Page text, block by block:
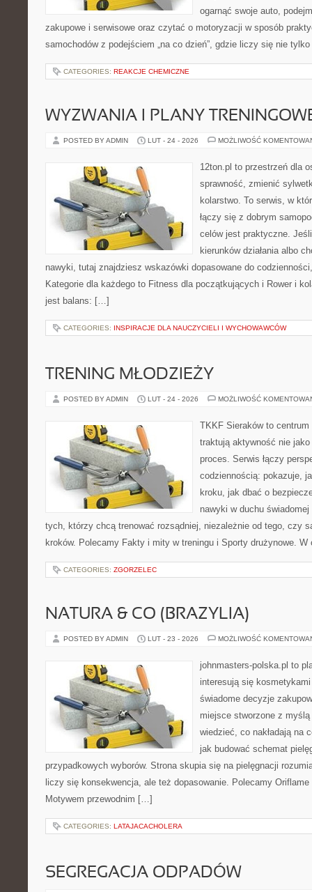
ogarnąć swoje auto,
zakupowe i serwisowe oraz czytać o motoryzacji w sposób
samochodów z podejściem „na co dzień”, gdzie liczy się nie
CATEGORIES: REAKCJE CHEMICZNE
WYZWANIA I PLANY
POSTED BY ADMIN LUT - 24 - 2026 MOŻLIWOŚĆ
12ton.pl to przestrzeń dla
sprawność, zmienić
kolarstwo. To serwis, w
łączy się z dobrym
celów jest praktyczne.
kierunków działania albo
nawyki, tutaj znajdziesz wskazówki dopasowane do
Kategorie dla każdego to Fitness dla początkujących i Rower i
jest balans: […]
CATEGORIES: INSPIRACJE DLA NAUCZYCIELI I WYCHOWAWCÓW
TRENING MŁODZIEŻY
POSTED BY ADMIN LUT - 24 - 2026 MOŻLIWOŚĆ
TKKF Sieraków to
traktują aktywność nie
proces. Serwis łączy
codziennością: pokazuje,
kroku, jak dbać o
nawyki w duchu
tych, którzy chcą trenować rozsądniej, niezależnie od tego, czy
kroków. Polecamy Fakty i mity w treningu i Sporty drużynowe.
CATEGORIES: ZGORZELEC
NATURA & CO (BRAZYLIA)
POSTED BY ADMIN LUT - 23 - 2026 MOŻLIWOŚĆ
johnmasters-polska.pl to
interesują się
świadome decyzje
miejsce stworzone z
wiedzieć, co nakładają na
jak budować schemat
przypadkowych wyborów. Strona skupia się na pielęgnacji
liczy się konsekwencja, ale też dopasowanie. Polecamy
Motywem przewodnim […]
CATEGORIES: LATAJACACHOLERA
SEGREGACJA ODPADÓW